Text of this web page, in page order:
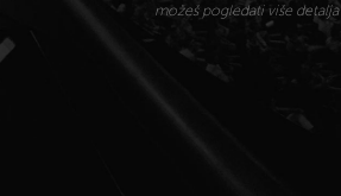
možeš pogledati više detalja